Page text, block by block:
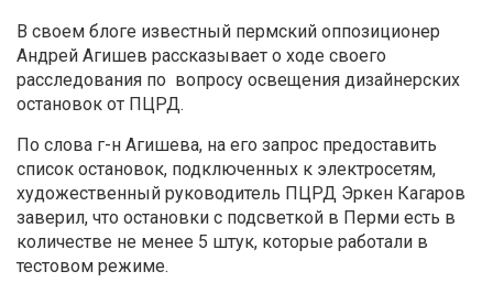
В своем блоге известный пермский оппозиционер
Андрей Агишев рассказывает о ходе своего
расследования по вопросу освещения дизайнерских
остановок от ПЦРД.
По слова г-н Агишева, на его запрос предоставить
список остановок, подключенных к электросетям,
художественный руководитель ПЦРД Эркен Кагаров
заверил, что остановки с подсветкой в Перми есть в
количестве не менее 5 штук, которые работали в
тестовом режиме.